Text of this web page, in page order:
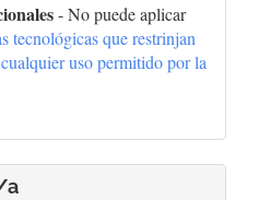
- No puede aplicar
tecnológicas que restrinjan
uso permitido por la
a